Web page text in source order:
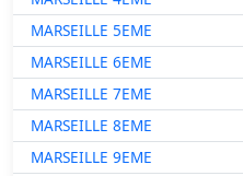
MARSEILLE 5EME
MARSEILLE 6EME
MARSEILLE 7EME
MARSEILLE 8EME
MARSEILLE 9EME